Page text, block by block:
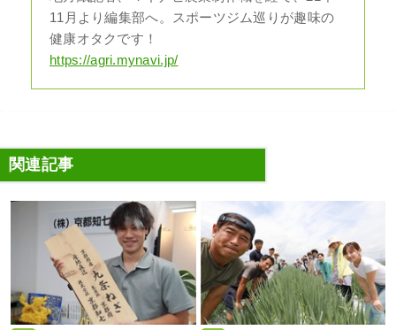
11月より編集部へ。スポーツジム巡りが趣味の
健康オタクです！
https://agri.mynavi.jp/
関連記事